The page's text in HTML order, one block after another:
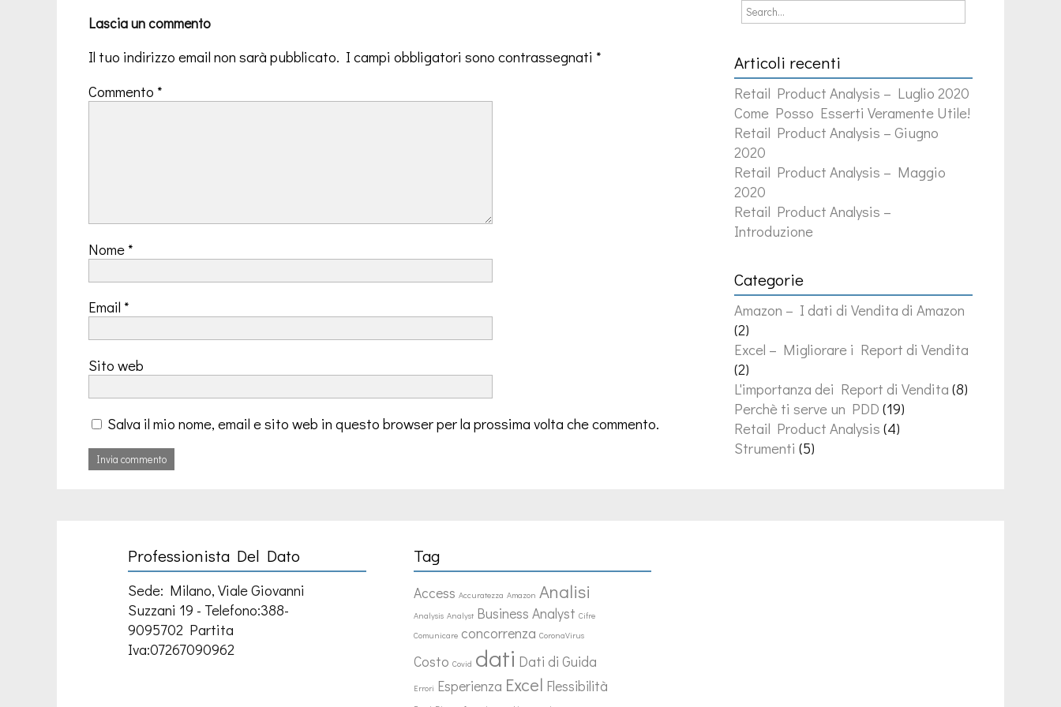
Lascia un commento
Il tuo indirizzo email non sarà pubblicato. I campi obbligatori sono contrassegnati *
Commento *
Nome *
Email *
Sito web
Salva il mio nome, email e sito web in questo browser per la prossima volta che commento.
Articoli recenti
Retail Product Analysis – Luglio 2020
Come Posso Esserti Veramente Utile!
Retail Product Analysis – Giugno
2020
Retail Product Analysis – Maggio
2020
Retail Product Analysis –
Introduzione
Categorie
Amazon – I dati di Vendita di Amazon
(2)
Excel – Migliorare i Report di Vendita
(2)
L'importanza dei Report di Vendita (8)
Perchè ti serve un PDD (19)
Retail Product Analysis (4)
Strumenti (5)
Professionista Del Dato
Sede: Milano, Viale Giovanni
Suzzani 19 - Telefono:388-
9095702 Partita
Iva:07267090962
Tag
Access Accuratezza Amazon Analisi
Analysis Analyst Business Analyst Cifre
Comunicare concorrenza CoronaVirus
Costo Covid dati Dati di Guida
Errori Esperienza Excel Flessibilità